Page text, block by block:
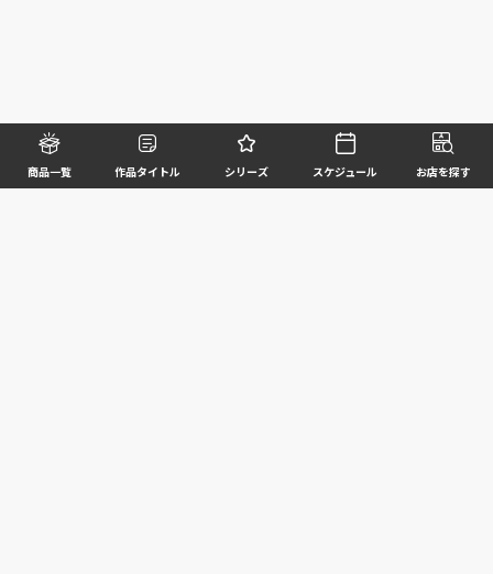
商品一覧 作品タイトル シリーズ スケジュール お店を探す